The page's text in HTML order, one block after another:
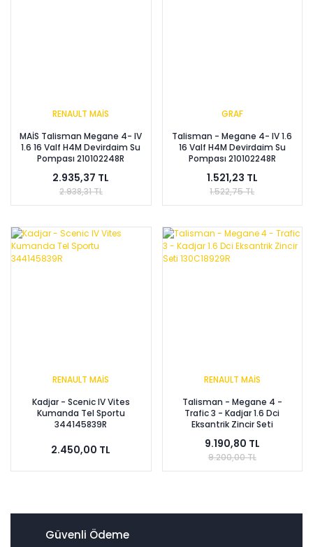
RENAULT MAİS
MAİS Talisman Megane 4- IV
1.6 16 Valf H4M Devirdaim Su
Pompası 210102248R
2.935,37 TL
2.938,31 TL
GRAF
Talisman - Megane 4- IV 1.6
16 Valf H4M Devirdaim Su
Pompası 210102248R
1.521,23 TL
1.522,75 TL
RENAULT MAİS
Kadjar - Scenic IV Vites
Kumanda Tel Sportu
344145839R
2.450,00 TL
RENAULT MAİS
Talisman - Megane 4 -
Trafic 3 - Kadjar 1.6 Dci
Eksantrik Zincir Seti
9.190,80 TL
9.200,00 TL
Güvenli Ödeme